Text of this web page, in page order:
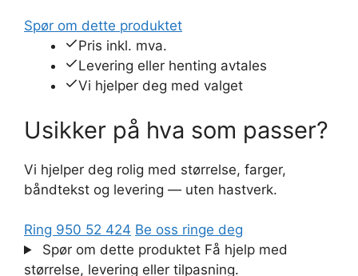
gneis
Spør om dette produktet
Pris inkl. mva.
Levering eller henting avtales
Vi hjelper deg med valget
Usikker på hva som passer?
Vi hjelper deg rolig med størrelse, farger,
båndtekst og levering — uten hastverk.
Ring 950 52 424 Be oss ringe deg
Spør om dette produktet Få hjelp med
størrelse, levering eller tilpasning.